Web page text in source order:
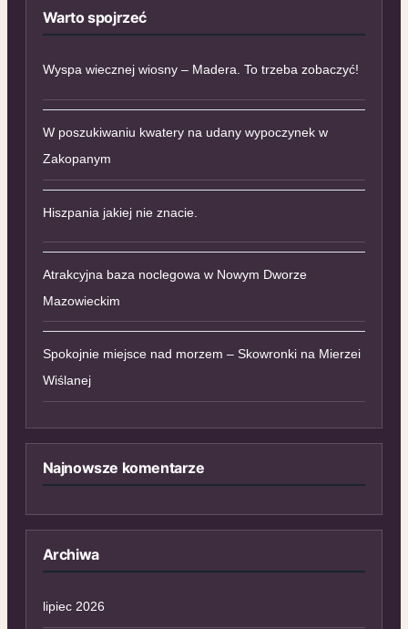
Warto spojrzeć
Wyspa wiecznej wiosny – Madera. To trzeba zobaczyć!
W poszukiwaniu kwatery na udany wypoczynek w
Zakopanym
Hiszpania jakiej nie znacie.
Atrakcyjna baza noclegowa w Nowym Dworze
Mazowieckim
Spokojnie miejsce nad morzem – Skowronki na Mierzei
Wiślanej
Najnowsze komentarze
Archiwa
lipiec 2026